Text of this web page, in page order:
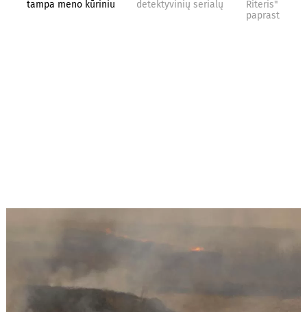
tampa meno kūriniu
detektyvinių serialų
Riteris" – kai
paprastumas